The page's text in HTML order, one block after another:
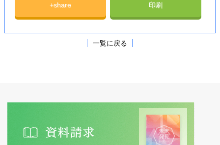
+share 印刷
一覧に戻る